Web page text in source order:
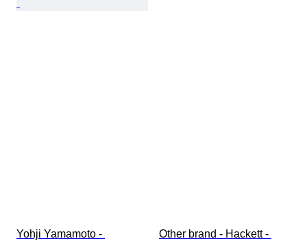
Yohji Yamamoto -
Other brand - Hackett -